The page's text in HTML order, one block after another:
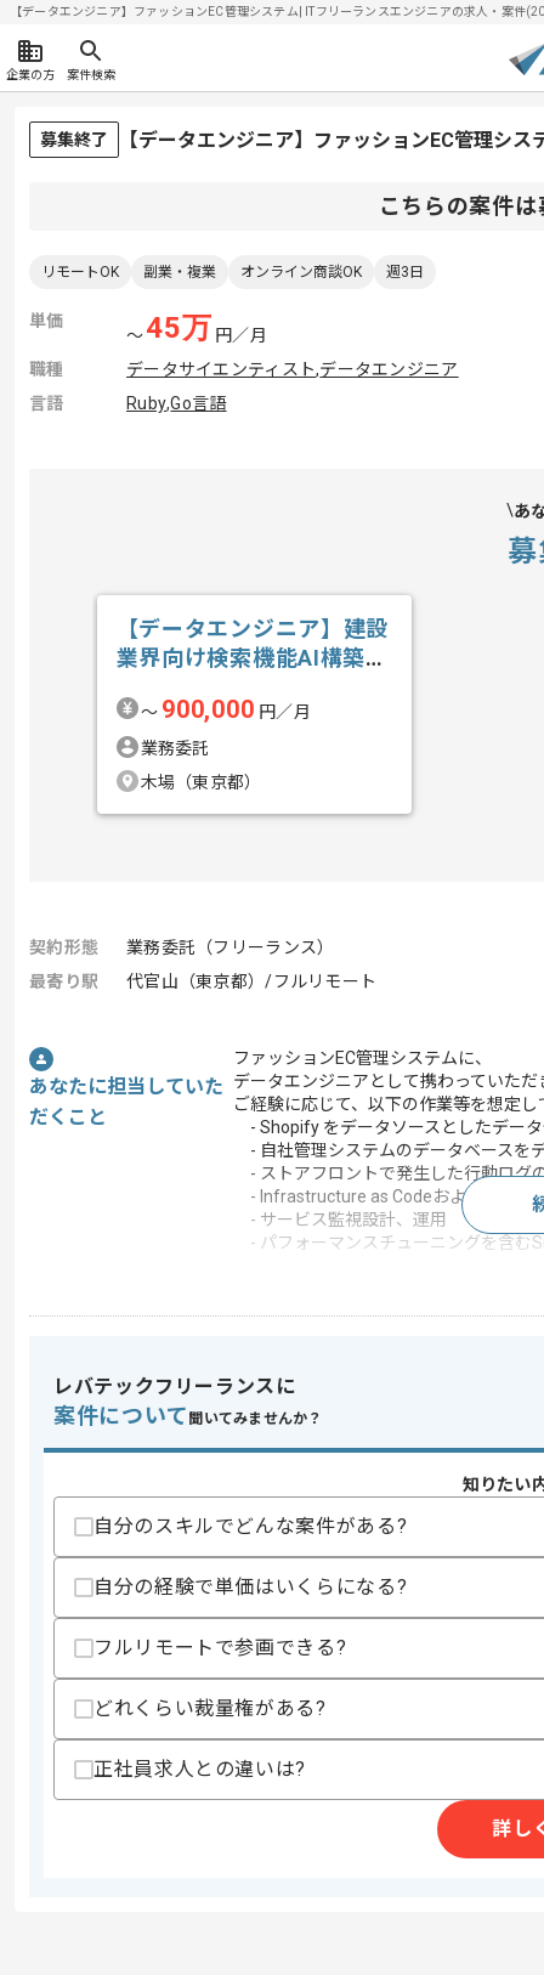
【データエンジニア】ファッションEC管理システム| ITフリーランスエンジニアの求人・案件
企業の方 案件検索
募集終了 【データエンジニア】ファッションEC管理シ
こちらの案件
リモートOK 副業・複業 オンライン商談OK 週3日
単価
〜45万 円／月
職種
データサイエンティスト,データエンジニア
言語
Ruby,Go言語
あ
【データエンジニア】建設
業界向け検索機能AI構築の
〜 900,000 円／月
業務委託
木場（東京都）
契約形態
業務委託（フリーランス）
最寄り駅
代官山（東京都）/フルリモート
あなたに担当していた
だくこと
ファッションEC管理システムに、
データエンジニアとして携わっていただ
ご経験に応じて、以下の作業等を想定し
- Shopify をデータソースとしたデー
- 自社管理システムのデータベースを
- ストアフロントで発生した行動ログ
- Infrastructure as CodeおよびCI/CD
- サービス監視設計、運用
- パフォーマンスチューニングを含む
この案件のポイント
特徴
スキル
求めるスキル
・Shopifyに含まれるデータセットの知
上記に似た経験やスキルをお持ちであれば申
140時間〜180時間
レバテックフリーランスに
案件について 聞いてみませんか？
知りたい
自分のスキルでどんな案件がある?
自分の経験で単価はいくらになる?
フルリモートで参画できる?
どれくらい裁量権がある?
正社員求人との違いは?
詳し